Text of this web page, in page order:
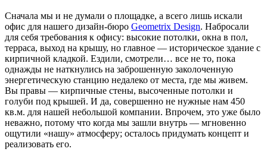
Сначала мы и не думали о площадке, а всего лишь искали
офис для нашего дизайн-бюро Geometrix Design. Набросали
для себя требования к офису: высокие потолки, окна в пол,
терраса, выход на крышу, но главное — историческое здание с
кирпичной кладкой. Ездили, смотрели… все не то, пока
однажды не наткнулись на заброшенную заколоченную
энергетическую станцию недалеко от места, где мы живем.
Вы правы — кирпичные стены, высоченные потолки и
голуби под крышей. И да, совершенно не нужные нам 450
кв.м. для нашей небольшой компании. Впрочем, это уже было
неважно, потому что когда мы зашли внутрь — мгновенно
ощутили «нашу» атмосферу; осталось придумать концепт и
реализовать его.